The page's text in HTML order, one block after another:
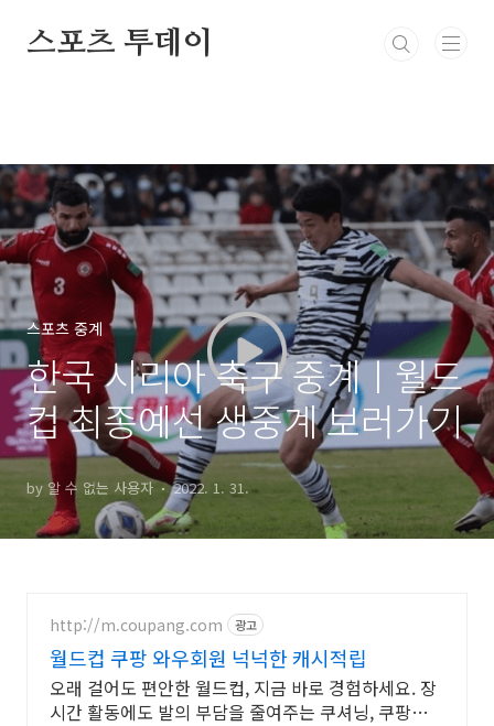
스포츠 투데이
스포츠 중계
한국 시리아 축구 중계ㅣ월드
컵 최종예선 생중계 보러가기
by 알 수 없는 사용자 2022. 1. 31.
http://m.coupang.com 광고
월드컵 쿠팡 와우회원 넉넉한 캐시적립
오래 걸어도 편안한 월드컵, 지금 바로 경험하세요. 장
시간 활동에도 발의 부담을 줄여주는 쿠셔닝, 쿠팡에서